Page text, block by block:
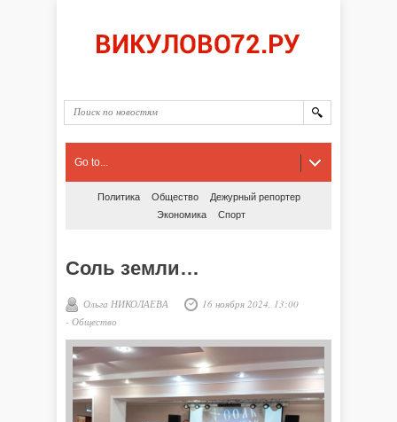
Go to...
Политика Общество
Дежурный репортер
Экономика
Спорт
Соль земли…
Ольга НИКОЛАЕВА
16 ноября 2024, 13:00
- Общество